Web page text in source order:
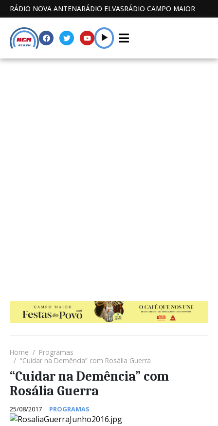
RÁDIO NOVA ANTENARÁDIO ELVASRÁDIO CAMPO MAIOR
Home
Programas
“Cuidar na Demência” com Rosália Guerra
“Cuidar na Demência” com
Rosália Guerra
25/08/2017 PROGRAMAS